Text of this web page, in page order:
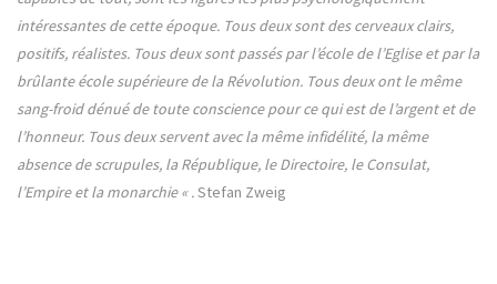
intéressantes de cette époque. Tous deux sont des cerveaux clairs,
positifs, réalistes. Tous deux sont passés par l’école de l’Eglise et par la
brûlante école supérieure de la Révolution. Tous deux ont le même
sang-froid dénué de toute conscience pour ce qui est de l’argent et de
l’honneur. Tous deux servent avec la même infidélité, la même
absence de scrupules, la République, le Directoire, le Consulat,
l’Empire et la monarchie « .Stefan Zweig